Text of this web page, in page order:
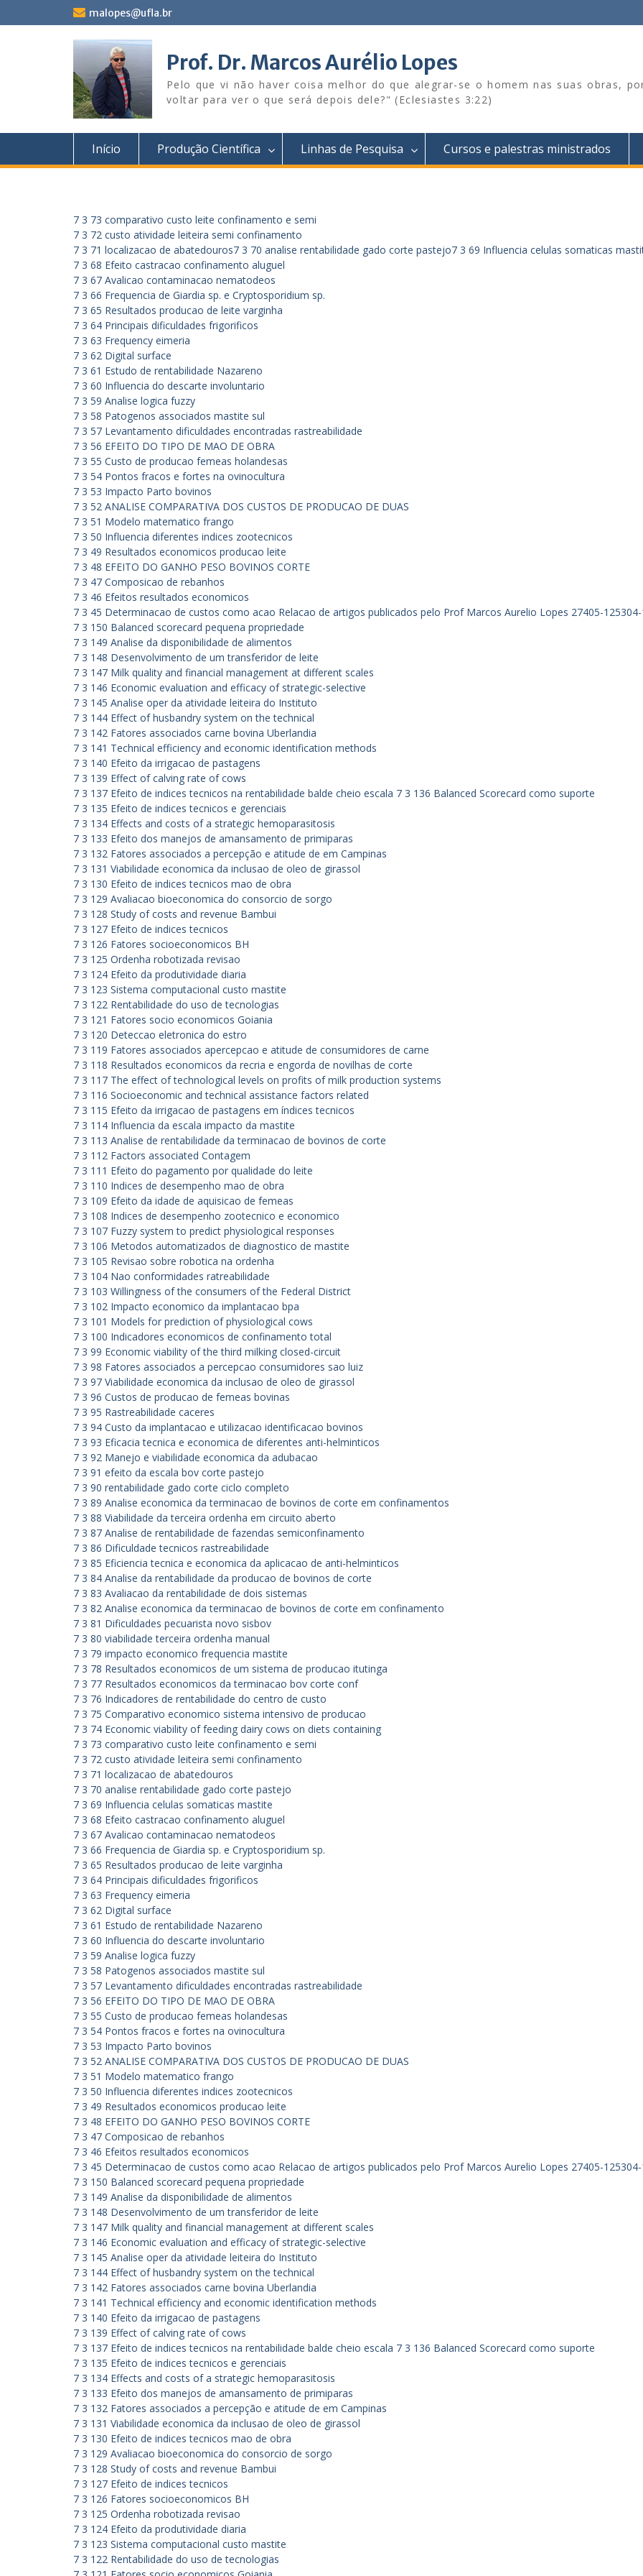
to
malopes@ufla.br
Prof. Dr. Marcos Aurélio Lopes
Pelo que vi não haver coisa melhor do que alegrar-se o homem nas suas obras,
voltar para ver o que será depois dele?" (Eclesiastes 3:22)
Início Produção Científica Linhas de Pesquisa Cursos e palestras ministrados
7 3 73 comparativo custo leite confinamento e semi
7 3 72 custo atividade leiteira semi confinamento
7 3 71 localizacao de abatedouros7 3 70 analise rentabilidade gado corte pastejo7 3 69 Influencia celulas somaticas
7 3 68 Efeito castracao confinamento aluguel
7 3 67 Avalicao contaminacao nematodeos
7 3 66 Frequencia de Giardia sp. e Cryptosporidium sp.
7 3 65 Resultados producao de leite varginha
7 3 64 Principais dificuldades frigorificos
7 3 63 Frequency eimeria
7 3 62 Digital surface
7 3 61 Estudo de rentabilidade Nazareno
7 3 60 Influencia do descarte involuntario
7 3 59 Analise logica fuzzy
7 3 58 Patogenos associados mastite sul
7 3 57 Levantamento dificuldades encontradas rastreabilidade
7 3 56 EFEITO DO TIPO DE MAO DE OBRA
7 3 55 Custo de producao femeas holandesas
7 3 54 Pontos fracos e fortes na ovinocultura
7 3 53 Impacto Parto bovinos
7 3 52 ANALISE COMPARATIVA DOS CUSTOS DE PRODUCAO DE DUAS
7 3 51 Modelo matematico frango
7 3 50 Influencia diferentes indices zootecnicos
7 3 49 Resultados economicos producao leite
7 3 48 EFEITO DO GANHO PESO BOVINOS CORTE
7 3 47 Composicao de rebanhos
7 3 46 Efeitos resultados economicos
7 3 45 Determinacao de custos como acao Relacao de artigos publicados pelo Prof Marcos Aurelio Lopes 27405-
7 3 150 Balanced scorecard pequena propriedade
7 3 149 Analise da disponibilidade de alimentos
7 3 148 Desenvolvimento de um transferidor de leite
7 3 147 Milk quality and financial management at different scales
7 3 146 Economic evaluation and efficacy of strategic-selective
7 3 145 Analise oper da atividade leiteira do Instituto
7 3 144 Effect of husbandry system on the technical
7 3 142 Fatores associados carne bovina Uberlandia
7 3 141 Technical efficiency and economic identification methods
7 3 140 Efeito da irrigacao de pastagens
7 3 139 Effect of calving rate of cows
7 3 137 Efeito de indices tecnicos na rentabilidade balde cheio escala 7 3 136 Balanced Scorecard como suporte
7 3 135 Efeito de indices tecnicos e gerenciais
7 3 134 Effects and costs of a strategic hemoparasitosis
7 3 133 Efeito dos manejos de amansamento de primiparas
7 3 132 Fatores associados a percepção e atitude de em Campinas
7 3 131 Viabilidade economica da inclusao de oleo de girassol
7 3 130 Efeito de indices tecnicos mao de obra
7 3 129 Avaliacao bioeconomica do consorcio de sorgo
7 3 128 Study of costs and revenue Bambui
7 3 127 Efeito de indices tecnicos
7 3 126 Fatores socioeconomicos BH
7 3 125 Ordenha robotizada revisao
7 3 124 Efeito da produtividade diaria
7 3 123 Sistema computacional custo mastite
7 3 122 Rentabilidade do uso de tecnologias
7 3 121 Fatores socio economicos Goiania
7 3 120 Deteccao eletronica do estro
7 3 119 Fatores associados apercepcao e atitude de consumidores de carne
7 3 118 Resultados economicos da recria e engorda de novilhas de corte
7 3 117 The effect of technological levels on profits of milk production systems
7 3 116 Socioeconomic and technical assistance factors related
7 3 115 Efeito da irrigacao de pastagens em índices tecnicos
7 3 114 Influencia da escala impacto da mastite
7 3 113 Analise de rentabilidade da terminacao de bovinos de corte
7 3 112 Factors associated Contagem
7 3 111 Efeito do pagamento por qualidade do leite
7 3 110 Indices de desempenho mao de obra
7 3 109 Efeito da idade de aquisicao de femeas
7 3 108 Indices de desempenho zootecnico e economico
7 3 107 Fuzzy system to predict physiological responses
7 3 106 Metodos automatizados de diagnostico de mastite
7 3 105 Revisao sobre robotica na ordenha
7 3 104 Nao conformidades ratreabilidade
7 3 103 Willingness of the consumers of the Federal District
7 3 102 Impacto economico da implantacao bpa
7 3 101 Models for prediction of physiological cows
7 3 100 Indicadores economicos de confinamento total
7 3 99 Economic viability of the third milking closed-circuit
7 3 98 Fatores associados a percepcao consumidores sao luiz
7 3 97 Viabilidade economica da inclusao de oleo de girassol
7 3 96 Custos de producao de femeas bovinas
7 3 95 Rastreabilidade caceres
7 3 94 Custo da implantacao e utilizacao identificacao bovinos
7 3 93 Eficacia tecnica e economica de diferentes anti-helminticos
7 3 92 Manejo e viabilidade economica da adubacao
7 3 91 efeito da escala bov corte pastejo
7 3 90 rentabilidade gado corte ciclo completo
7 3 89 Analise economica da terminacao de bovinos de corte em confinamentos
7 3 88 Viabilidade da terceira ordenha em circuito aberto
7 3 87 Analise de rentabilidade de fazendas semiconfinamento
7 3 86 Dificuldade tecnicos rastreabilidade
7 3 85 Eficiencia tecnica e economica da aplicacao de anti-helminticos
7 3 84 Analise da rentabilidade da producao de bovinos de corte
7 3 83 Avaliacao da rentabilidade de dois sistemas
7 3 82 Analise economica da terminacao de bovinos de corte em confinamento
7 3 81 Dificuldades pecuarista novo sisbov
7 3 80 viabilidade terceira ordenha manual
7 3 79 impacto economico frequencia mastite
7 3 78 Resultados economicos de um sistema de producao itutinga
7 3 77 Resultados economicos da terminacao bov corte conf
7 3 76 Indicadores de rentabilidade do centro de custo
7 3 75 Comparativo economico sistema intensivo de producao
7 3 74 Economic viability of feeding dairy cows on diets containing
7 3 73 comparativo custo leite confinamento e semi
7 3 72 custo atividade leiteira semi confinamento
7 3 71 localizacao de abatedouros
7 3 70 analise rentabilidade gado corte pastejo
7 3 69 Influencia celulas somaticas mastite
7 3 68 Efeito castracao confinamento aluguel
7 3 67 Avalicao contaminacao nematodeos
7 3 66 Frequencia de Giardia sp. e Cryptosporidium sp.
7 3 65 Resultados producao de leite varginha
7 3 64 Principais dificuldades frigorificos
7 3 63 Frequency eimeria
7 3 62 Digital surface
7 3 61 Estudo de rentabilidade Nazareno
7 3 60 Influencia do descarte involuntario
7 3 59 Analise logica fuzzy
7 3 58 Patogenos associados mastite sul
7 3 57 Levantamento dificuldades encontradas rastreabilidade
7 3 56 EFEITO DO TIPO DE MAO DE OBRA
7 3 55 Custo de producao femeas holandesas
7 3 54 Pontos fracos e fortes na ovinocultura
7 3 53 Impacto Parto bovinos
7 3 52 ANALISE COMPARATIVA DOS CUSTOS DE PRODUCAO DE DUAS
7 3 51 Modelo matematico frango
7 3 50 Influencia diferentes indices zootecnicos
7 3 49 Resultados economicos producao leite
7 3 48 EFEITO DO GANHO PESO BOVINOS CORTE
7 3 47 Composicao de rebanhos
7 3 46 Efeitos resultados economicos
7 3 45 Determinacao de custos como acao Relacao de artigos publicados pelo Prof Marcos Aurelio Lopes 27405-
7 3 150 Balanced scorecard pequena propriedade
7 3 149 Analise da disponibilidade de alimentos
7 3 148 Desenvolvimento de um transferidor de leite
7 3 147 Milk quality and financial management at different scales
7 3 146 Economic evaluation and efficacy of strategic-selective
7 3 145 Analise oper da atividade leiteira do Instituto
7 3 144 Effect of husbandry system on the technical
7 3 142 Fatores associados carne bovina Uberlandia
7 3 141 Technical efficiency and economic identification methods
7 3 140 Efeito da irrigacao de pastagens
7 3 139 Effect of calving rate of cows
7 3 137 Efeito de indices tecnicos na rentabilidade balde cheio escala 7 3 136 Balanced Scorecard como suporte
7 3 135 Efeito de indices tecnicos e gerenciais
7 3 134 Effects and costs of a strategic hemoparasitosis
7 3 133 Efeito dos manejos de amansamento de primiparas
7 3 132 Fatores associados a percepção e atitude de em Campinas
7 3 131 Viabilidade economica da inclusao de oleo de girassol
7 3 130 Efeito de indices tecnicos mao de obra
7 3 129 Avaliacao bioeconomica do consorcio de sorgo
7 3 128 Study of costs and revenue Bambui
7 3 127 Efeito de indices tecnicos
7 3 126 Fatores socioeconomicos BH
7 3 125 Ordenha robotizada revisao
7 3 124 Efeito da produtividade diaria
7 3 123 Sistema computacional custo mastite
7 3 122 Rentabilidade do uso de tecnologias